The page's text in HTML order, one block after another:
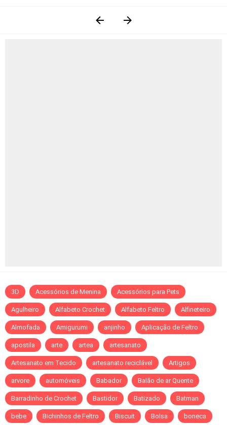
3D Acessórios de Menina Acessórios para Pets
Agulheiro Alfabeto Crochet Alfabeto Feltro Alfineteiro
Almofada Amigurumi anjinho Aplicação de Feltro
apostila arte artea artesanato
Artesanato em Tecido artesanato reciclável Artigos
arvore automóveis Babador Balão de ar Quente
Barradinho de Crochet Bastidor Batizado Batman
bebe Bichinhos de Feltro Biscuit Bolsa boneca